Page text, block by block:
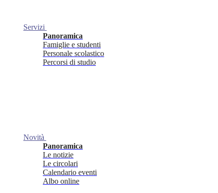
Servizi
Panoramica
Famiglie e studenti
Personale scolastico
Percorsi di studio
Novità
Panoramica
Le notizie
Le circolari
Calendario eventi
Albo online